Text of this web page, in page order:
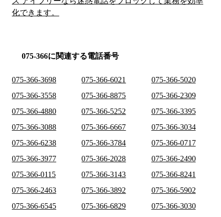
化できます。
075-366に関連する電話番号
075-366-3698 075-366-6021
075-366-5020
075-366-3558
075-366-8875
075-366-2309
075-366-4880
075-366-5252
075-366-3395
075-366-3088
075-366-6667
075-366-3034
075-366-6238
075-366-3784
075-366-0717
075-366-3977
075-366-2028
075-366-2490
075-366-0115
075-366-3143
075-366-8241
075-366-2463
075-366-3892
075-366-5902
075-366-6545
075-366-6829
075-366-3030